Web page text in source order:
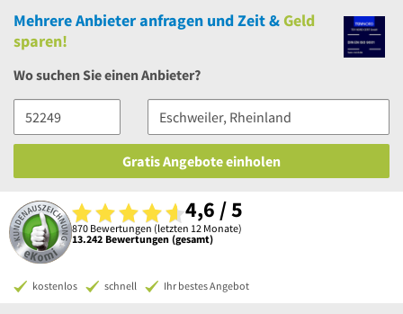
MehrereAnbieter anfragen und Zeit &Geld
sparen!
Wo suchen Sie einen Anbieter?
Gratis Angebote einholen
4,6 / 5
870 Bewertungen (letzten 12 Monate)
13.242 Bewertungen (gesamt)
kostenlos schnell Ihr bestes Angebot